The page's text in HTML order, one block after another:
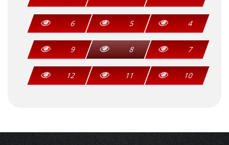
4
5
6
7
8
9
10
11
12